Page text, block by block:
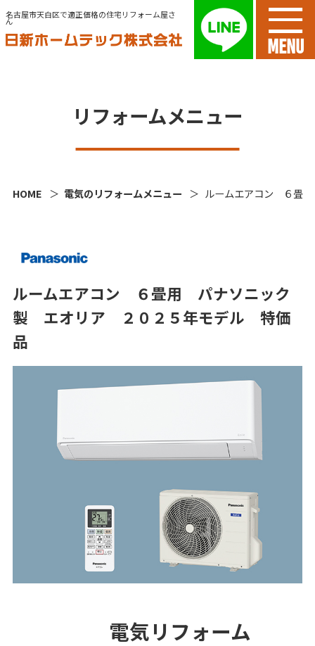
名古屋市天白区で適正価格の住宅リフォーム屋さ
ん
MENU
リフォームメニュー
HOME 電気のリフォームメニュー ルームエアコン ６畳
ルームエアコン ６畳用 パナソニック
製 エオリア ２０２５年モデル 特価
品
電気リフォーム